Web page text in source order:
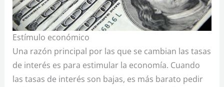
Estímulo económico
Una razón principal por las que se cambian las tasas
de interés es para estimular la economía. Cuando
las tasas de interés son bajas, es más barato pedir